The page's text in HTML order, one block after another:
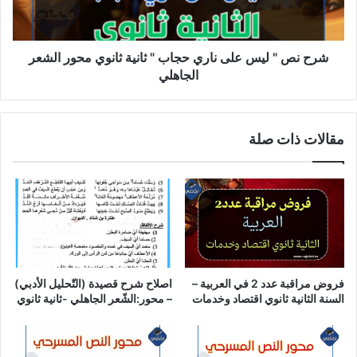
حجاب
"
ثانية
ثانوي
الجاهلي
شرح نص " ليس على ناري حجاب " ثانية ثانوي محور الشعر
الجاهلي
مقالات ذات صلة
فروض مراقبة عدد 2 في العربية –
السنة الثانية ثانوي اقتصاد وخدمات
اصلاح شرح قصيدة (التّحليل الأدبي)
– محور:الشّعر الجاهلي -ثانية ثانوي